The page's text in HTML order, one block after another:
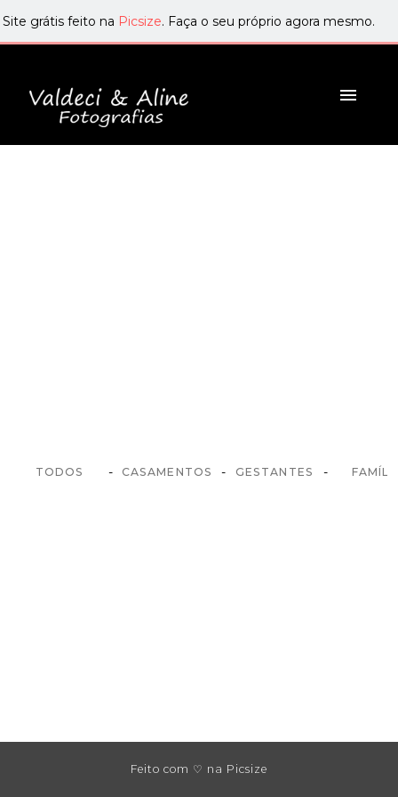
Site grátis feito na Picsize. Faça o seu próprio agora mesmo.
menu
TODOS - CASAMENTOS - GESTANTES -
Feito com ♡ na Picsize